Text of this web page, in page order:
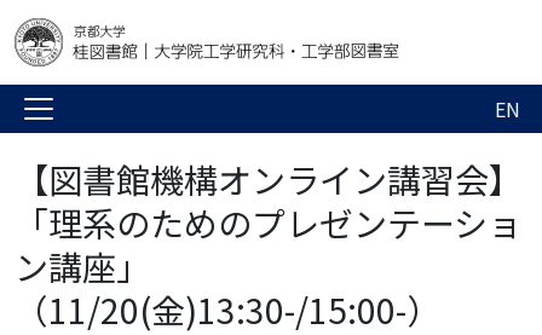
EN
【図書館機構オンライン講習会】
「理系のためのプレゼンテーショ
ン講座」
（11/20(金)13:30-/15:00-）